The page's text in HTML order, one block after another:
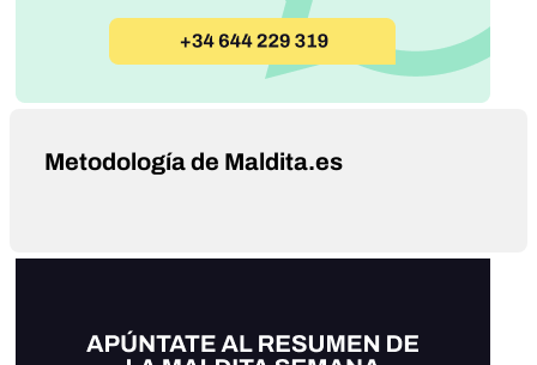
Metodología de Maldita.es